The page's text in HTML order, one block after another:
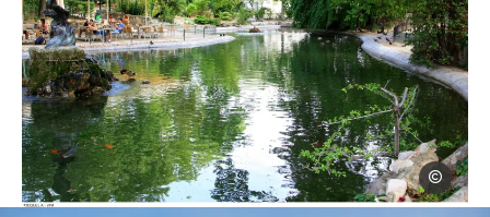
Alain